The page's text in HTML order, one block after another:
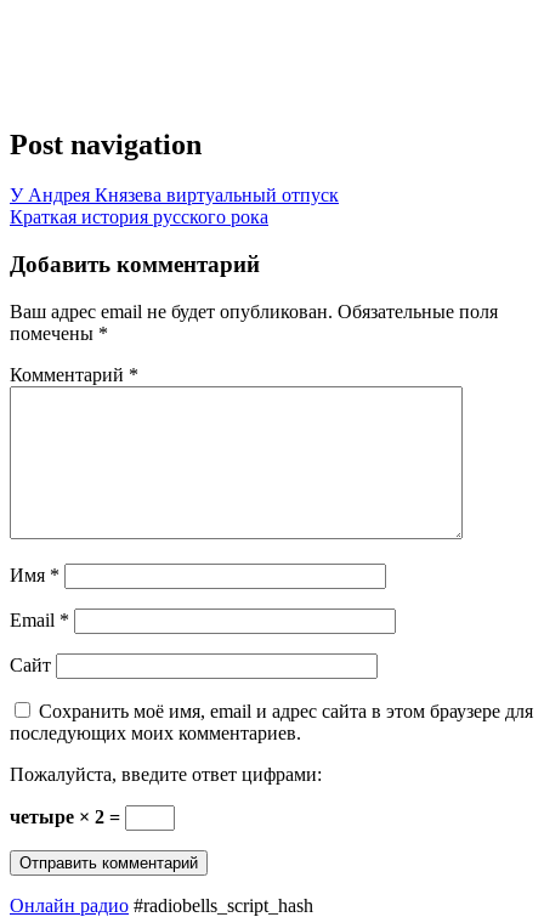
Post navigation
У Андрея Князева виртуальный отпуск
Краткая история русского рока
Добавить комментарий
Ваш адрес email не будет опубликован. Обязательные поля
помечены *
Комментарий *
Имя *
Email *
Сайт
Сохранить моё имя, email и адрес сайта в этом браузере для
последующих моих комментариев.
Пожалуйста, введите ответ цифрами:
четыре × 2 =
Онлайн радио #radiobells_script_hash